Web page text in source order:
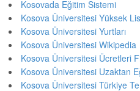
Kosovada Eğitim Sistemi
Kosova Üniversitesi Yüksek
Kosova Üniversitesi Yurtları
Kosova Üniversitesi Wikipedia
Kosova Üniversitesi Ücretleri
Kosova Üniversitesi Uzaktan
Kosova Üniversitesi Türkiye